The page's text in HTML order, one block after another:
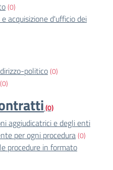
(0)
acquisizione d'ufficio dei
politico(0)
(0)
(0)
aggiudicatrici e degli enti
per ogni procedura(0)
procedure in formato